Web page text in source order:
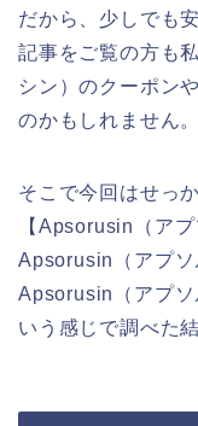
だから、少しでも
記事をご覧の方も
シン）のクーポン
のかもしれません。
そこで今回はせっ
【Apsorusin（ア
Apsorusin（アプソ
Apsorusin（アプソ
いう感じで調べた